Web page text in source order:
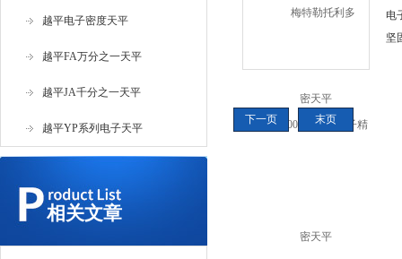
越平电子密度天平
越平FA万分之一天平
越平JA千分之一天平
越平YP系列电子天平
相关文章
电
坚
下一页 末页